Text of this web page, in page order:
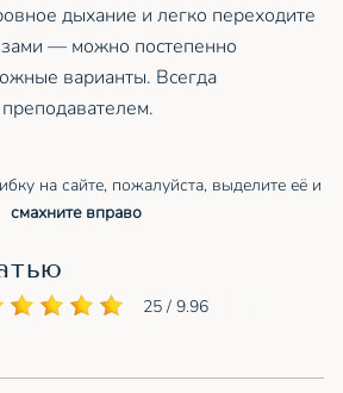
дыхание и легко переходите
— можно постепенно
варианты. Всегда
преподавателем.
на сайте, пожалуйста, выделите её и
смахните вправо
25 / 9.96